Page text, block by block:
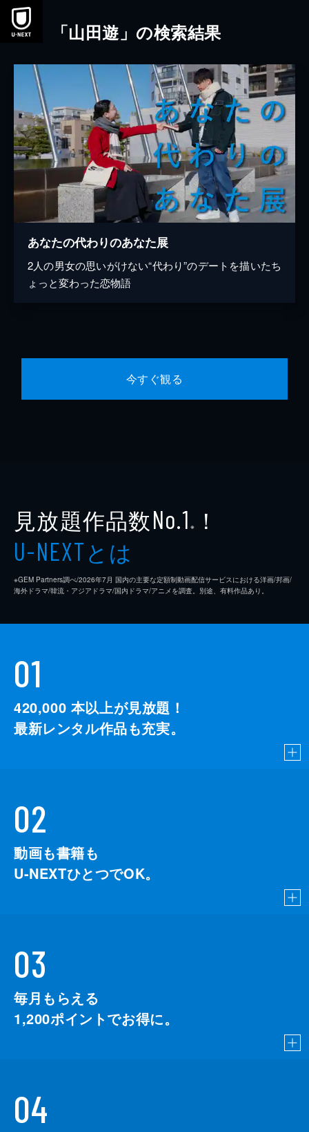
本文へスキップ
「山田遊」の検索結果
あなたの代わりのあなた展
2人の男女の思いがけない“代わり”のデートを描いたち
ょっと変わった恋物語
今すぐ観る
見放題作品数No.1 ※ ！
U-NEXTとは
※GEM Partners調べ/2026年7⽉ 国内の主要な定額制動画配信サービスにおける洋画/邦画/
海外ドラマ/韓流・アジアドラマ/国内ドラマ/アニメを調査。別途、有料作品あり。
01
420,000 本以上が見放題！
最新レンタル作品も充実。
02
動画も書籍も
U-NEXTひとつでOK。
03
毎月もらえる
1,200ポイントでお得に。
04